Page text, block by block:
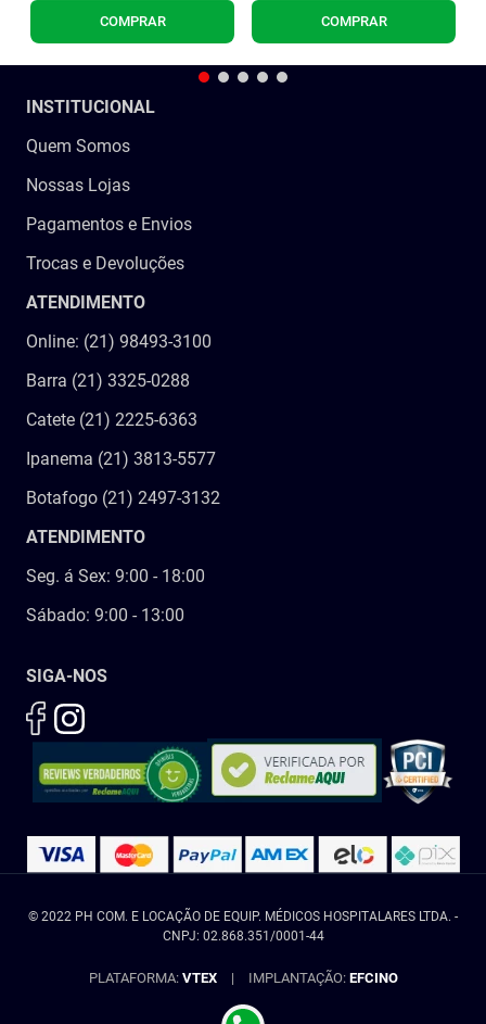
COMPRAR COMPRAR
INSTITUCIONAL
Quem Somos
Nossas Lojas
Pagamentos e Envios
Trocas e Devoluções
ATENDIMENTO
Online: (21) 98493-3100
Barra (21) 3325-0288
Catete (21) 2225-6363
Ipanema (21) 3813-5577
Botafogo (21) 2497-3132
ATENDIMENTO
Seg. á Sex: 9:00 - 18:00
Sábado: 9:00 - 13:00
SIGA-NOS
© 2022 PH COM. E LOCAÇÃO DE EQUIP. MÉDICOS HOSPITALARES LTDA. -
CNPJ: 02.868.351/0001-44
PLATAFORMA: VTEX | IMPLANTAÇÃO: EFCINO